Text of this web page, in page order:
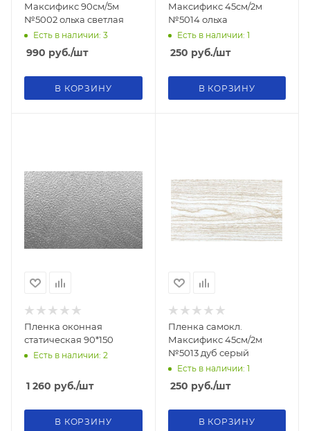
Максификс 90см/5м
№5002 ольха светлая
Есть в наличии: 3
990 руб./шт
В КОРЗИНУ
Максификс 45см/2м
№5014 ольха
Есть в наличии: 1
250 руб./шт
В КОРЗИНУ
Пленка оконная
статическая 90*150
Есть в наличии: 2
1 260 руб./шт
В КОРЗИНУ
Пленка самокл.
Максификс 45см/2м
№5013 дуб серый
Есть в наличии: 1
250 руб./шт
В КОРЗИНУ